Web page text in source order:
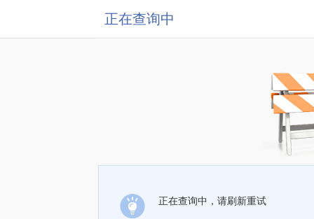
正在查询中
正在查询中，请刷新重试